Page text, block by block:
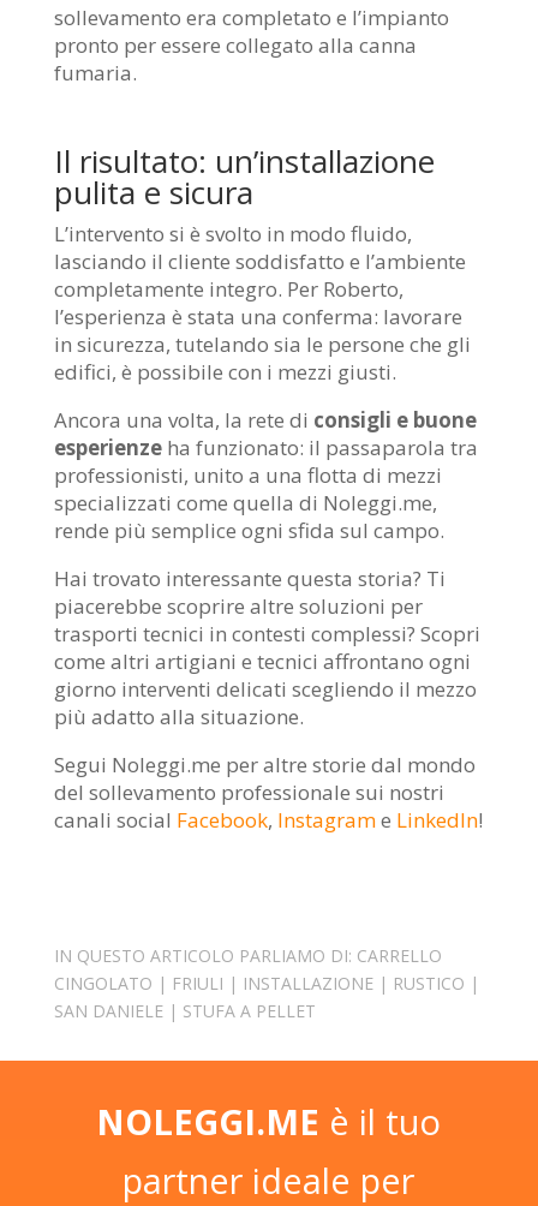
sollevamento era completato e l’impianto
pronto per essere collegato alla canna
fumaria.
Il risultato: un’installazione
pulita e sicura
L’intervento si è svolto in modo fluido,
lasciando il cliente soddisfatto e l’ambiente
completamente integro. Per Roberto,
l’esperienza è stata una conferma: lavorare
in sicurezza, tutelando sia le persone che gli
edifici, è possibile con i mezzi giusti.
Ancora una volta, la rete di consigli e buone
esperienzeha funzionato: il passaparola tra
professionisti, unito a una flotta di mezzi
specializzati come quella di Noleggi.me,
rende più semplice ogni sfida sul campo.
Hai trovato interessante questa storia? Ti
piacerebbe scoprire altre soluzioni per
trasporti tecnici in contesti complessi? Scopri
come altri artigiani e tecnici affrontano ogni
giorno interventi delicati scegliendo il mezzo
più adatto alla situazione.
Segui Noleggi.me per altre storie dal mondo
del sollevamento professionale sui nostri
canali social Facebook, Instagrame LinkedIn!
IN QUESTO ARTICOLO PARLIAMO DI: CARRELLO
CINGOLATO | FRIULI | INSTALLAZIONE| RUSTICO |
SAN DANIELE| STUFA A PELLET
NOLEGGI.ME è il tuo
partner ideale per